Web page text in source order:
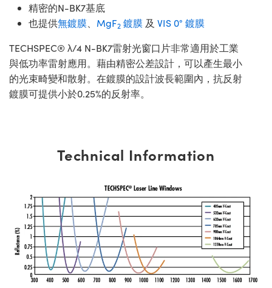
精密的N-BK7基底
也提供無鍍膜 MgF2 鍍膜 及 VIS 0° 鍍膜
TECHSPEC® λ/4 N-BK7雷射光窗口片非常適用於工業
與低功率雷射應用。藉由精密公差設計，可以產生最小
的光束畸變和散射。在鍍膜的設計波長範圍內，抗反射
鍍膜可提供小於0.25%的反射率。
Technical Information